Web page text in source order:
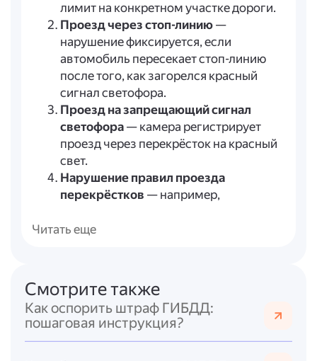
лимит на конкретном участке дороги.
Проезд через стоп-линию—
нарушение фиксируется, если
автомобиль пересекает стоп-линию
после того, как загорелся красный
сигнал светофора.
Проезд на запрещающий сигнал
светофора— камера регистрирует
проезд через перекрёсток на красный
свет.
Нарушение правил проезда
перекрёстков — например,
или поворот из неположенной полосы.
выделенной полосе для маршрутных
транспортных средств.
Нарушение разметки
Читать еще
Смотрите также
Как оспорить штраф ГИБДД:
пошаговая инструкция?